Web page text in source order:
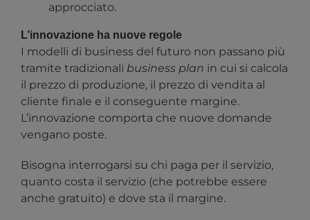
approcciato.
L’innovazione ha nuove regole
I modelli di business del futuro non passano più
tramite tradizionali business plan in cui si calcola
il prezzo di produzione, il prezzo di vendita al
cliente finale e il conseguente margine.
L’innovazione comporta che nuove domande
vengano poste.
Bisogna interrogarsi su chi paga per il servizio,
quanto costa il servizio (che potrebbe essere
anche gratuito) e dove sta il margine.